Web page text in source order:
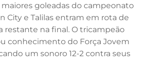
maiores goleadas do campeonato
City e Talilas entram em rota de
restante na final. O tricampeão
conhecimento do Força Jovem
um sonoro 12-2 contra seus